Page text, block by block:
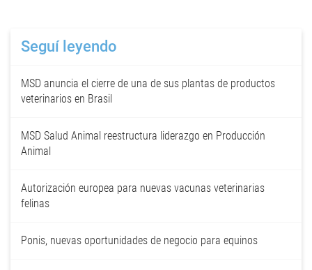
Seguí leyendo
MSD anuncia el cierre de una de sus plantas de productos
veterinarios en Brasil
MSD Salud Animal reestructura liderazgo en Producción
Animal
Autorización europea para nuevas vacunas veterinarias
felinas
Ponis, nuevas oportunidades de negocio para equinos